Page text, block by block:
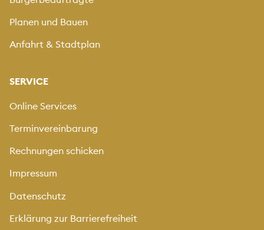
Planen und Bauen
Anfahrt & Stadtplan
SERVICE
Online Services
Terminvereinbarung
Rechnungen schicken
Impressum
Datenschutz
Erklärung zur Barrierefreiheit